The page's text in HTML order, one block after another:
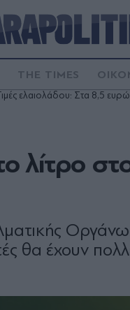
THE TIMES
ελαιολάδου: Στα 8,5
λίτρο
θα έχουν